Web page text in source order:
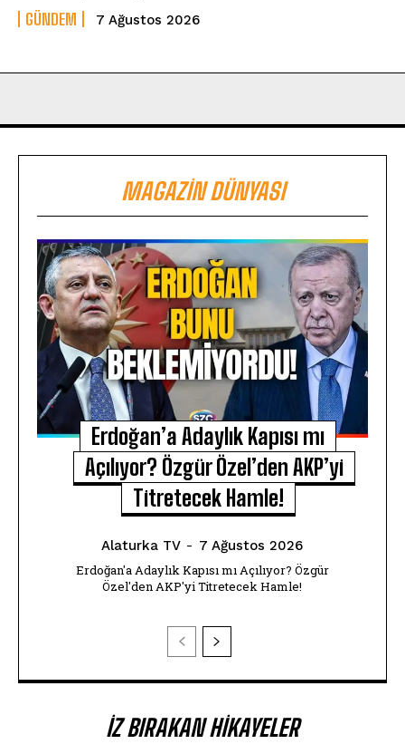
GÜNDEM 7 Ağustos 2026
MAGAZIN DÜNYASI
Erdoğan’a Adaylık Kapısı mı
Açılıyor? Özgür Özel’den AKP’yi
Titretecek Hamle!
Alaturka TV - 7 Ağustos 2026
Erdoğan'a Adaylık Kapısı mı Açılıyor? Özgür
Özel'den AKP'yi Titretecek Hamle!
İZ BIRAKAN HIKAYELER